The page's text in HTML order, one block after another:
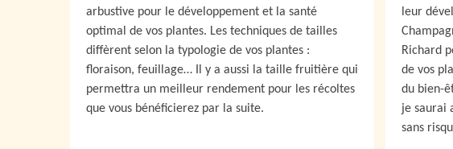
arbustive pour le développement et la santé
optimal de vos plantes. Les techniques de tailles
diffèrent selon la typologie de vos plantes :
floraison, feuillage… Il y a aussi la taille fruitière qui
permettra un meilleur rendement pour les récoltes
que vous bénéficierez par la suite.
leur
Richard
de vos
du bien-
je saurai
sans